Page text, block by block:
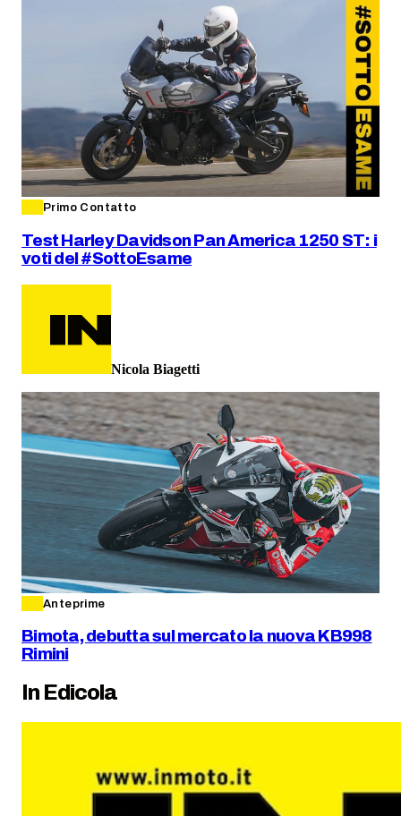
Primo Contatto
Test Harley Davidson Pan America 1250 ST: i
voti del #SottoEsame
Nicola Biagetti
Anteprime
Bimota, debutta sul mercato la nuova KB998
Rimini
In Edicola